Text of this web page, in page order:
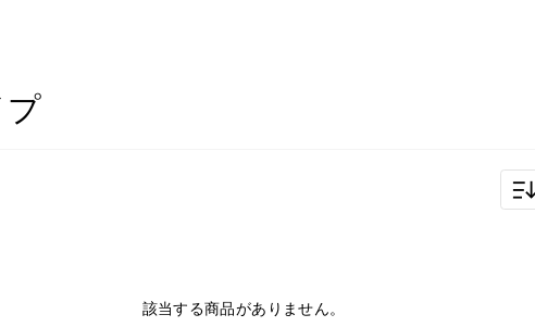
プ
該当する商品がありません。